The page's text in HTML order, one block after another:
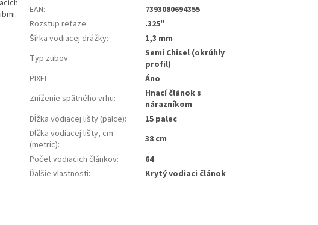
EAN:
7393080694355
Rozstup reťaze:
.325"
Šírka vodiacej drážky:
1,3 mm
Typ zubov:
Semi Chisel (okrúhly
profil)
PIXEL:
Áno
Zníženie spätného vrhu:
Hnací článok s
nárazníkom
Dĺžka vodiacej lišty (palce):
15 palec
Dĺžka vodiacej lišty, cm
(metric):
38 cm
Počet vodiacich článkov:
64
Ďalšie vlastnosti: Krytý vodiaci článok